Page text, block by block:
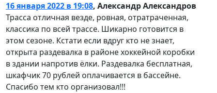
16 января 2022 в 19:08, Александр Александров
Трасса отличная везде, ровная, отратраченная,
классика по всей трассе. Шикарно готовится в
этом сезоне. Кстати если вдруг кто не знает,
открыта раздевалка в районе хоккейной коробки
в здании напротив ёлки. Раздевалка бесплатная,
шкафчик 70 рублей оплачивается в бассейне.
Спасибо тем кто организовал!!!